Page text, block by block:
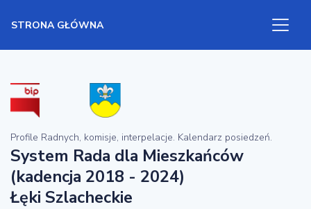
STRONA GŁÓWNA
Profile Radnych, komisje, interpelacje. Kalendarz posiedzeń.
System Rada dla Mieszkańców
(kadencja 2018 - 2024)
Łęki Szlacheckie